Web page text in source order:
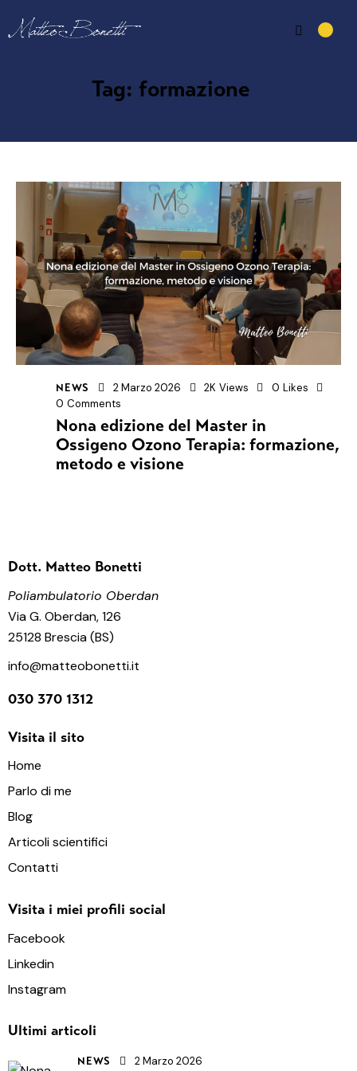
Tag: formazione
NEWS 2 Marzo 2026 2K Views 0 Likes
0 Comments
Nona edizione del Master in
Ossigeno Ozono Terapia: formazione,
metodo e visione
Dott. Matteo Bonetti
Poliambulatorio Oberdan
Via G. Oberdan, 126
25128 Brescia (BS)
info@matteobonetti.it
030 370 1312
Visita il sito
Home
Parlo di me
Blog
Articoli scientifici
Contatti
Visita i miei profili social
Facebook
Linkedin
Instagram
Ultimi articoli
NEWS 2 Marzo 2026